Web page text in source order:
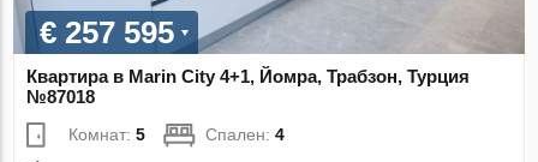
€ 257 595
Квартира в Marin City 4+1, Йомра, Трабзон, Турция
№87018
Комнат:5 Спален:4